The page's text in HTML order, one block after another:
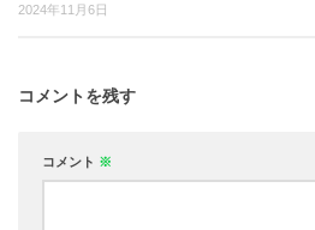
2024年11月6日
コメントを残す
コメント ※